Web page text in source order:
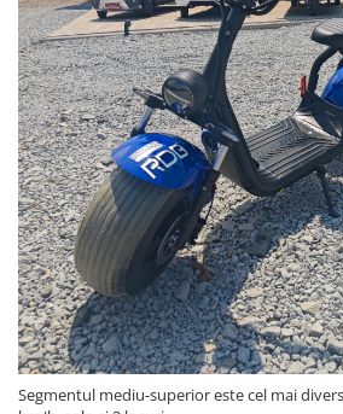
Segmentul mediu-superior este cel mai